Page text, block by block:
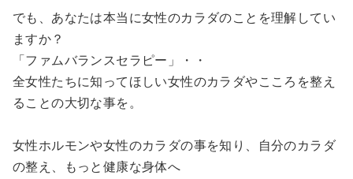
でも、あなたは本当に女性のカラダのことを理解してい
ますか？
「ファムバランスセラピー」・・
全女性たちに知ってほしい女性のカラダやこころを整え
ることの大切な事を。
女性ホルモンや女性のカラダの事を知り、自分のカラダ
の整え、もっと健康な身体へ